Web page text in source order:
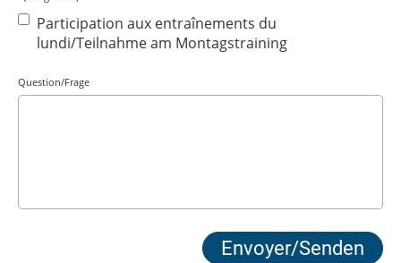
Participation aux entraînements du
lundi/Teilnahme am Montagstraining
Question/Frage